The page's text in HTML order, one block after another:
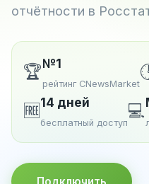
отчётности в
🏆№1
рейтинг CNewsMarket
🆓14 дней
бесплатный доступ
💻